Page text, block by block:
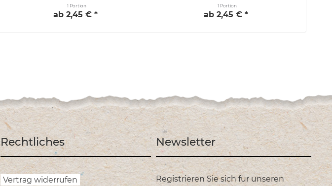
1 Portion
ab 2,45 € *
1 Portion
ab 2,45 € *
Rechtliches
Vertrag widerrufen
Newsletter
Registrieren Sie sich für unseren